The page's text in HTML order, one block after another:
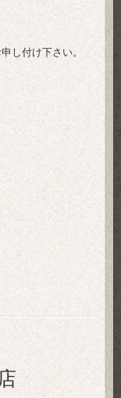
し付け下さい。